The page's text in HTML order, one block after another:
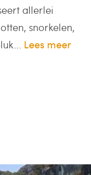
allerlei
snorkelen,
Lees meer